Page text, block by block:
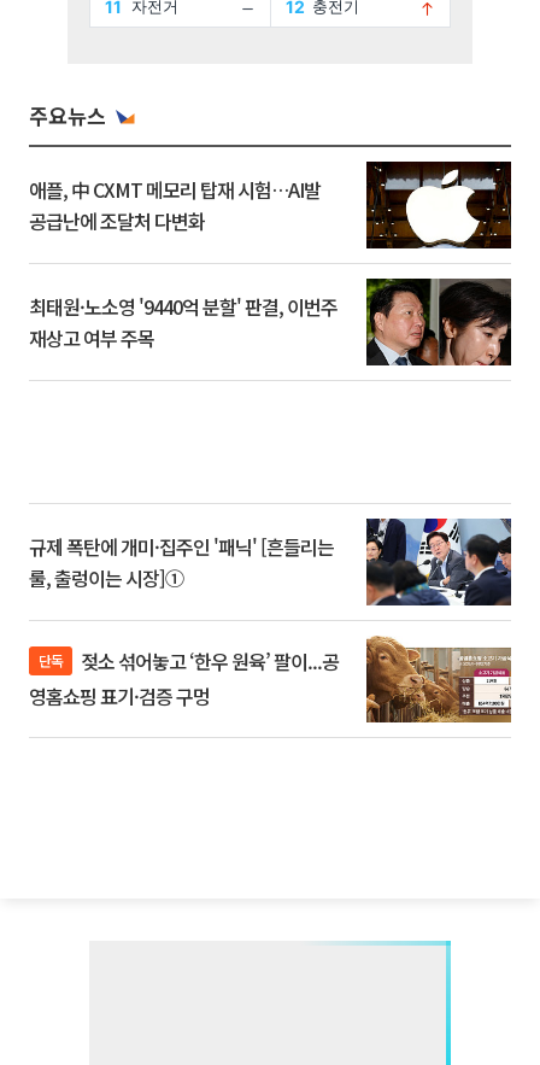
주요뉴스
애플, 中 CXMT 메모리 탑재 시험…AI발
공급난에 조달처 다변화
최태원·노소영 '9440억 분할' 판결, 이번주
재상고 여부 주목
규제 폭탄에 개미·집주인 '패닉' [흔들리는
룰, 출렁이는 시장]①
단독
영홈쇼핑 표기·검증 구멍